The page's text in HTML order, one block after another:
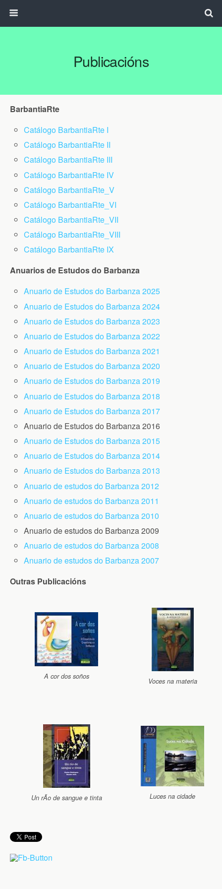
Publicacións
BarbantiaRte
Catálogo BarbantiaRte I
Catálogo BarbantiaRte II
Catálogo BarbantiaRte III
Catálogo BarbantiaRte IV
Catálogo BarbantiaRte_V
Catálogo BarbantiaRte_VI
Catálogo BarbantiaRte_VII
Catálogo BarbantiaRte_VIII
Catálogo BarbantiaRte IX
Anuarios de Estudos do Barbanza
Anuario de Estudos do Barbanza 2025
Anuario de Estudos do Barbanza 2024
Anuario de Estudos do Barbanza 2023
Anuario de Estudos do Barbanza 2022
Anuario de Estudos do Barbanza 2021
Anuario de Estudos do Barbanza 2020
Anuario de Estudos do Barbanza 2019
Anuario de Estudos do Barbanza 2018
Anuario de Estudos do Barbanza 2017
Anuario de Estudos do Barbanza 2016
Anuario de Estudos do Barbanza 2015
Anuario de Estudos do Barbanza 2014
Anuario de Estudos do Barbanza 2013
Anuario de estudos do Barbanza 2012
Anuario de estudos do Barbanza 2011
Anuario de estudos do Barbanza 2010
Anuario de estudos do Barbanza 2009
Anuario de estudos do Barbanza 2008
Anuario de estudos do Barbanza 2007
Outras Publicacións
A cor dos soños
Voces na materia
Un rÃ­o de sangue e tinta Luces na cidade